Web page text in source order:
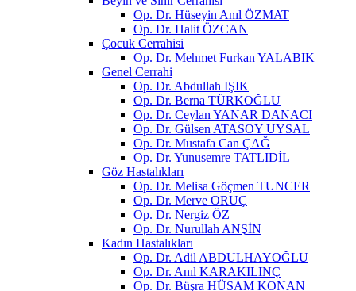
Op. Dr. Hüseyin Anıl ÖZMAT
Op. Dr. Halit ÖZCAN
Çocuk Cerrahisi
Op. Dr. Mehmet Furkan YALABIK
Genel Cerrahi
Op. Dr. Abdullah IŞIK
Op. Dr. Berna TÜRKOĞLU
Op. Dr. Ceylan YANAR DANACI
Op. Dr. Gülsen ATASOY UYSAL
Op. Dr. Mustafa Can ÇAĞ
Op. Dr. Yunusemre TATLIDİL
Göz Hastalıkları
Op. Dr. Melisa Göçmen TUNCER
Op. Dr. Merve ORUÇ
Op. Dr. Nergiz ÖZ
Op. Dr. Nurullah ANŞİN
Kadın Hastalıkları
Op. Dr. Adil ABDULHAYOĞLU
Op. Dr. Anıl KARAKILINÇ
Op. Dr. Büşra HÜSAM KONAN